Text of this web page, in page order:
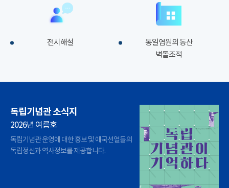
전시해설
통일염원의 동산
벽돌조적
독립기념관 소식지
2026년 여름호
독립기념관 운영에 대한 홍보 및 애국선열들의
독립정신과 역사정보를 제공합니다.